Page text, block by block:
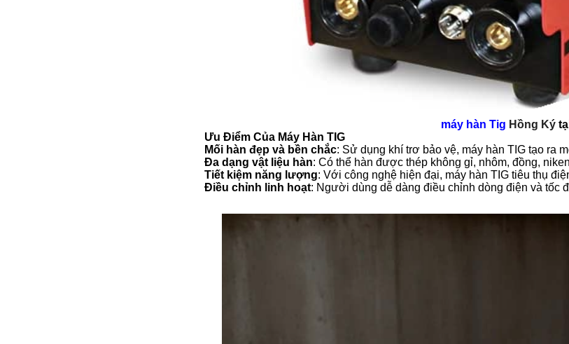
máy hàn Tig Hồng Ký
Ưu Điểm Của Máy Hàn TIG
Mối hàn đẹp và bền chắc: Sử dụng khí trơ bảo vệ, máy hàn TIG tạo ra
Đa dạng vật liệu hàn: Có thể hàn được thép không gỉ, nhôm, đồng,
Tiết kiệm năng lượng: Với công nghệ hiện đại, máy hàn TIG tiêu thụ
Điều chỉnh linh hoạt: Người dùng dễ dàng điều chỉnh dòng điện và tốc